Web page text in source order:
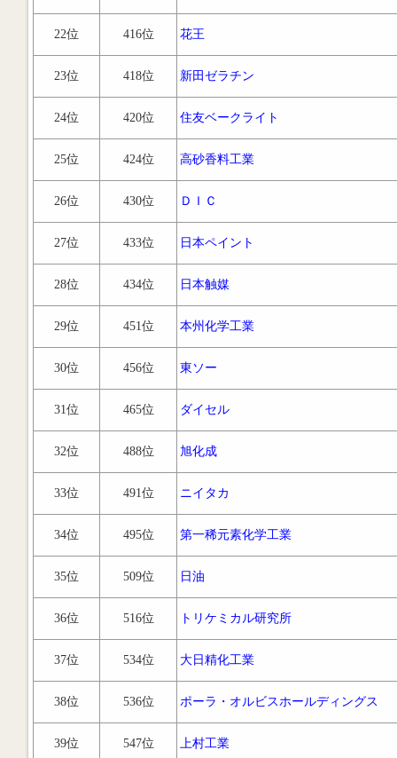
22位 416位 花王
23位 418位 新田ゼラチン
24位 420位 住友ベークライト
25位 424位 高砂香料工業
26位 430位 ＤＩＣ
27位 433位 日本ペイント
28位 434位 日本触媒
29位 451位 本州化学工業
30位 456位 東ソー
31位 465位 ダイセル
32位 488位 旭化成
33位 491位 ニイタカ
34位 495位 第一稀元素化学工業
35位 509位 日油
36位 516位 トリケミカル研究所
37位 534位 大日精化工業
38位 536位 ポーラ・オルビスホールディングス
39位 547位 上村工業